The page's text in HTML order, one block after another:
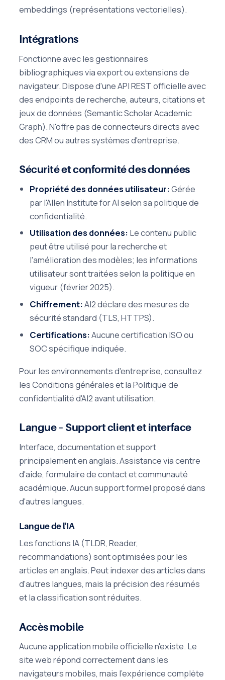
embeddings (représentations vectorielles).
Intégrations
Fonctionne avec les gestionnaires
bibliographiques via export ou extensions de
navigateur. Dispose d'une API REST officielle avec
des endpoints de recherche, auteurs, citations et
jeux de données (Semantic Scholar Academic
Graph). N'offre pas de connecteurs directs avec
des CRM ou autres systèmes d'entreprise.
Sécurité et conformité des données
Propriété des données utilisateur:Gérée
par l'Allen Institute for AI selon sa politique de
confidentialité.
Utilisation des données: Le contenu public
peut être utilisé pour la recherche et
l'amélioration des modèles; les informations
utilisateur sont traitées selon la politique en
vigueur (février 2025).
Chiffrement:AI2 déclare des mesures de
sécurité standard (TLS, HTTPS).
Certifications:Aucune certification ISO ou
SOC spécifique indiquée.
Pour les environnements d'entreprise, consultez
les Conditions générales et la Politique de
confidentialité d'AI2 avant utilisation.
Langue – Support client et interface
Interface, documentation et support
principalement en anglais. Assistance via centre
d'aide, formulaire de contact et communauté
académique. Aucun support formel proposé dans
d'autres langues.
Langue de l'IA
Les fonctions IA (TLDR, Reader,
recommandations) sont optimisées pour les
articles en anglais. Peut indexer des articles dans
d'autres langues, mais la précision des résumés
et la classification sont réduites.
Accès mobile
Aucune application mobile officielle n'existe. Le
site web répond correctement dans les
navigateurs mobiles, mais l'expérience complète